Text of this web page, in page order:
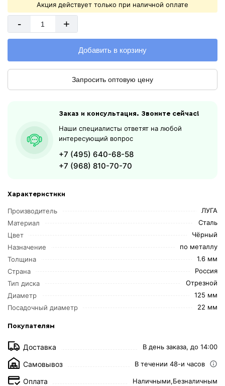
Характеристики
Производитель
ЛУГА
Материал
Сталь
Цвет
Чёрный
Назначение
по металлу
Толщина
1.6 мм
Страна
Россия
Тип диска
Отрезной
Диаметр
125 мм
Посадочный диаметр
22 мм
Покупателям
Доставка В день заказа, до 14:00
Самовывоз В течении 48-и часов
Оплата Наличными,Безналичным
Акция действует только при наличной оплате
- +
Добавить в корзину
Запросить оптовую цену
Заказ и консультация. Звоните сейчас!
Наши специалисты ответят на любой
интересующий вопрос
+7 (495) 640-68-58
+7 (968) 810-70-70